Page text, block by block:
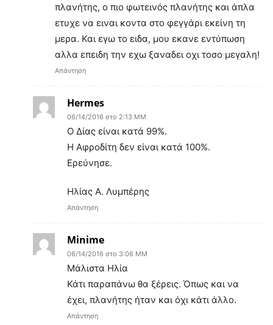
πλανήτης, ο πιο φωτεινός πλανήτης και άπλα
ετυχε να ειναι κοντα στο φεγγάρι εκείνη τη
μερα. Και εγω το ειδα, μου εκανε εντύπωση
αλλα επειδη την εχω ξαναδει οχι τοσο μεγαλη!
Απάντηση
Hermes
06/14/2016 στο 2:13 ΜΜ
Ο Δίας είναι κατά 99%.
Η Αφροδίτη δεν είναι κατά 100%.
Ερεύνησε.
Ηλίας Α. Λυμπέρης
Απάντηση
Minime
06/14/2016 στο 3:06 ΜΜ
Μάλιστα Ηλία
Κάτι παραπάνω θα ξέρεις. Όπως και να
έχει, πλανήτης ήταν και όχι κάτι άλλο.
Απάντηση